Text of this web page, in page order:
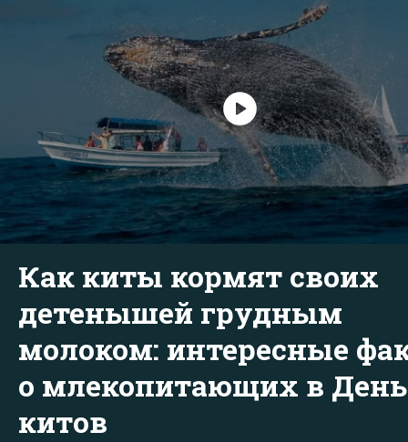
Как киты кормят своих
детенышей грудным
молоком: интересные
о млекопитающих в День
китов